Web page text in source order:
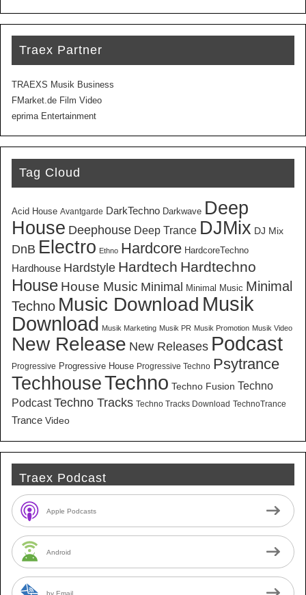
Traex Partner
TRAEXS Musik Business
FMarket.de Film Video
eprima Entertainment
Tag Cloud
Acid House Avantgarde DarkTechno Darkwave Deep
House Deephouse Deep Trance DJMix DJ Mix
DnB Electro Ethno Hardcore HardcoreTechno
Hardhouse Hardstyle Hardtech Hardtechno
House House Music Minimal Minimal Music Minimal
Techno Music Download Musik
Download
Musik Marketing Musik PR Musik Promotion Musik Video
New Release New Releases Podcast
Progressive Progressive House Progressive Techno Psytrance
TechhouseTechno Techno Fusion Techno
Podcast Techno Tracks Techno Tracks Download TechnoTrance
Trance Video
Traex Podcast
Apple Podcasts
Android
by Email